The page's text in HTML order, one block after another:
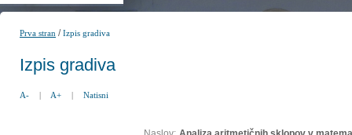
Prva stran /Izpis gradiva
Izpis gradiva
A- | A+ | Natisni